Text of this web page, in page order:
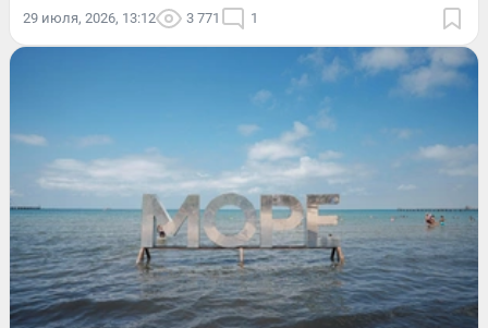
29 июля, 2026, 13:12 3 771 1